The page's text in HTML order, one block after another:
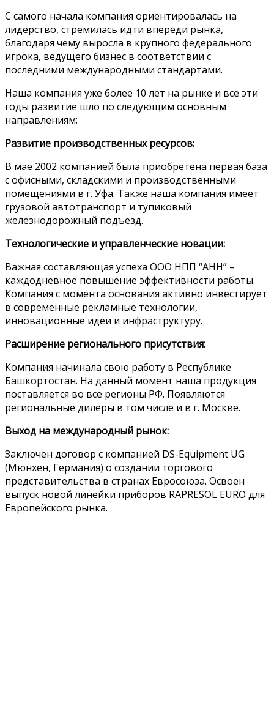
С самого начала компания ориентировалась на
лидерство, стремилась идти впереди рынка,
благодаря чему выросла в крупного федерального
игрока, ведущего бизнес в соответствии с
последними международными стандартами.
Наша компания уже более 10 лет на рынке и все эти
годы развитие шло по следующим основным
направлениям:
Развитие производственных ресурсов:
В мае 2002 компанией была приобретена первая база
с офисными, складскими и производственными
помещениями в г. Уфа. Также наша компания имеет
грузовой автотранспорт и тупиковый
железнодорожный подъезд.
Технологические и управленческие новации:
Важная составляющая успеха ООО НПП “АНН” –
каждодневное повышение эффективности работы.
Компания с момента основания активно инвестирует
в современные рекламные технологии,
инновационные идеи и инфраструктуру.
Расширение регионального присутствия:
Компания начинала свою работу в Республике
Башкортостан. На данный момент наша продукция
поставляется во все регионы РФ. Появляются
региональные дилеры в том числе и в г. Москве.
Выход на международный рынок:
Заключен договор с компанией DS-Equipment UG
(Мюнхен, Германия) о создании торгового
представительства в странах Евросоюза. Освоен
выпуск новой линейки приборов RAPRESOL EURO для
Европейского рынка.